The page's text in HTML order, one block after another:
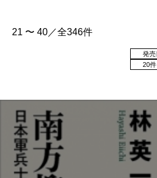
21 〜 40／全346件
20件